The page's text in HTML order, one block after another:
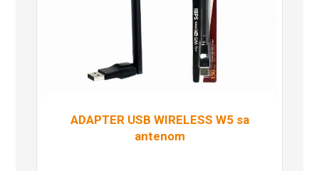
ADAPTER USB WIRELESS W5 sa
antenom